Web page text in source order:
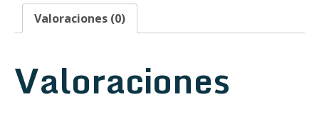
Valoraciones (0)
Valoraciones